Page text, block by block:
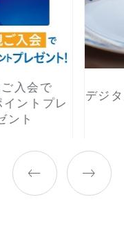
デジタルパンフレ